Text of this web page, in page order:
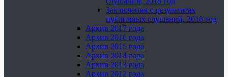
Заключения о результатах
публичных слушаний, 2018 год
Архив 2017 года
Архив 2016 года
Архив 2015 года
Архив 2014 года
Архив 2013 года
Архив 2012 года